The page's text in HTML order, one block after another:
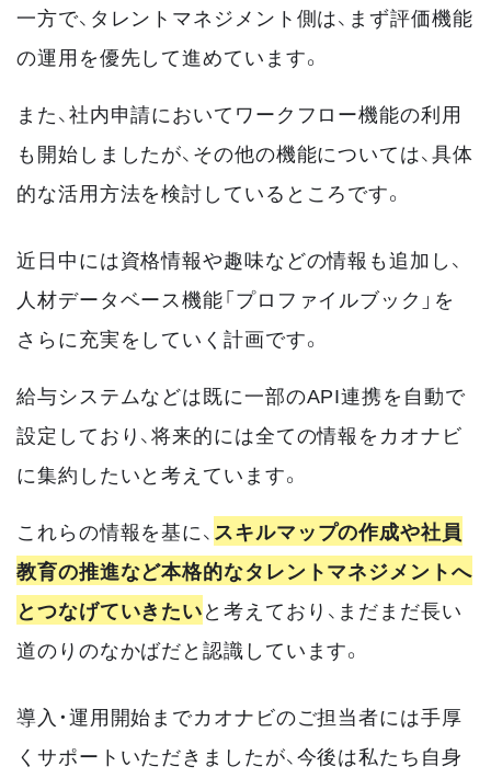
一方で、タレントマネジメント側は、まず評価機能
の運用を優先して進めています。
また、社内申請においてワークフロー機能の利用
も開始しましたが、その他の機能については、具体
的な活用方法を検討しているところです。
近日中には資格情報や趣味などの情報も追加し、
人材データベース機能「プロファイルブック」を
さらに充実をしていく計画です。
給与システムなどは既に一部のAPI連携を自動で
設定しており、将来的には全ての情報をカオナビ
に集約したいと考えています。
これらの情報を基に、スキルマップの作成や社員
教育の推進など本格的なタレントマネジメントへ
とつなげていきたいと考えており、まだまだ長い
道のりのなかばだと認識しています。
導入・運用開始までカオナビのご担当者には手厚
くサポートいただきましたが、今後は私たち自身